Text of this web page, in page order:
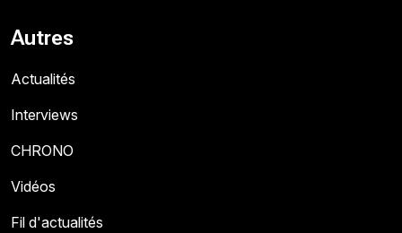
Autres
Actualités
Interviews
CHRONO
Vidéos
Fil d'actualités